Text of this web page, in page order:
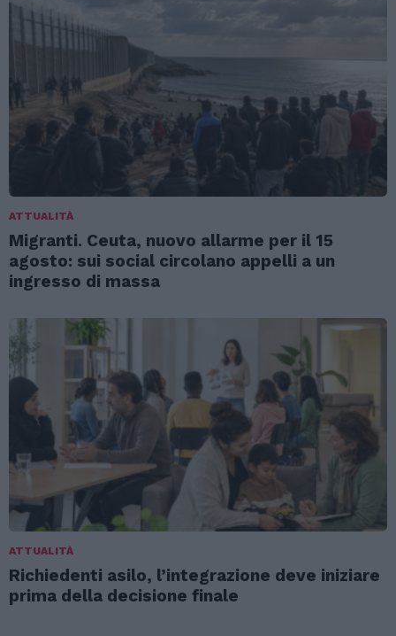
ATTUALITÀ
Migranti. Ceuta, nuovo allarme per il 15
agosto: sui social circolano appelli a un
ingresso di massa
ATTUALITÀ
Richiedenti asilo, l’integrazione deve iniziare
prima della decisione finale